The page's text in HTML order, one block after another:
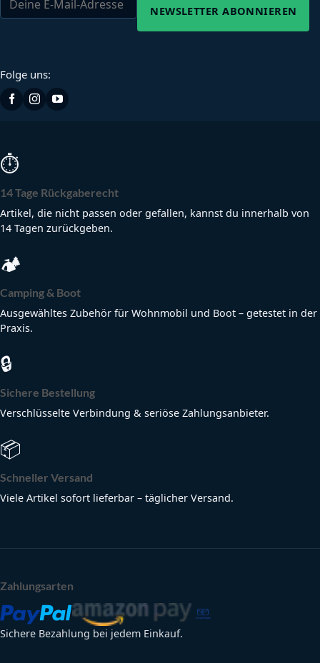
NEWSLETTER ABONNIEREN
Folge uns:
⏱
14 Tage Rückgaberecht
Artikel, die nicht passen oder gefallen, kannst du innerhalb von
14 Tagen zurückgeben.
🏕
Camping & Boot
Ausgewähltes Zubehör für Wohnmobil und Boot – getestet in der
Praxis.
🔒
Sichere Bestellung
Verschlüsselte Verbindung & seriöse Zahlungsanbieter.
📦
Schneller Versand
Viele Artikel sofort lieferbar – täglicher Versand.
Zahlungsarten
Sichere Bezahlung bei jedem Einkauf.